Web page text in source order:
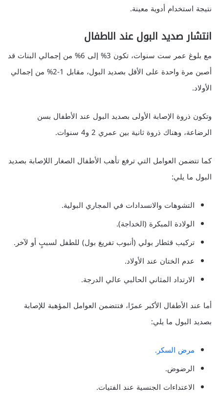
نتيجة استخدام أدوية معينة.
انتشار صديد البول عند الاطفال
مع بلوغ عمر ست سنوات، تكون 3% إلى 6% من إجمالي البنات قد
أصبن مرة واحدة على الأقل بصديد البول، مقابل 1-2% من إجمالي
الأولاد.
وتكون ذروة الإصابة الأولى بصديد البول عند الأطفال بسن
الرضاعة، وهناك ذروة ثانية بين عمري 2 و4 سنوات.
كما تتضمن العوامل التي ترفع تأهب الأطفال الصغار اللإصابة بصديد
البول ما يلي:
التشوهات والانسدادات في المجاري البولية.
الولادة المبكرة (الخداجة).
تركيب قثطار بولي (أنبوب تفريغ بول) للطفل لسببٍ أو لآخر.
عدم الختان عند الأولاد.
الارتداد المثاني الحالبي عالي الدرجة.
أما عند الأطفال الأكبر عمرًا، فتتضمن العوامل المؤهبة للإصابة
بصديد البول ما يلي:
مرض السكر.
الرضوض.
الاعتداءات الجنسية عند الفتيات.